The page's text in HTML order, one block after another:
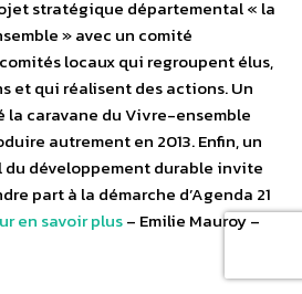
stratégique départemental « la
» avec un comité
locaux qui regroupent élus,
et qui réalisent des actions. Un
la caravane du Vivre-ensemble
autrement en 2013. Enfin, un
développement durable invite
part à la démarche d’Agenda 21
en savoir plus– Emilie Mauroy –